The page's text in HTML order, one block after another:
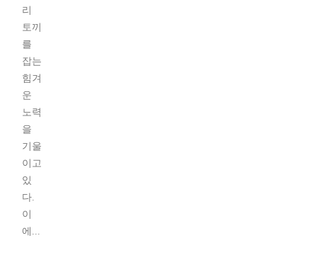
리
토끼
를
잡는
힘겨
운
노력
을
기울
이고
있
다.
이
에...